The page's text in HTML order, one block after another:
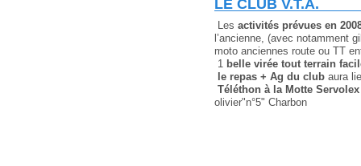
LE CLUB V.T.A.
Les activités prévues en
l’ancienne, (avec notamment
moto anciennes route ou TT
1 belle virée tout terrain
le repas + Ag du club aura
Téléthon à la Motte Servolex
olivier"n°5" Charbon